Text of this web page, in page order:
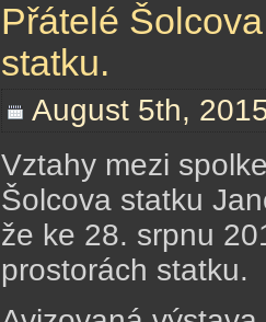
Přátelé
statku.
August 5th,
Vztahy mezi
Šolcova statku
že ke 28. srpnu
prostorách statku.